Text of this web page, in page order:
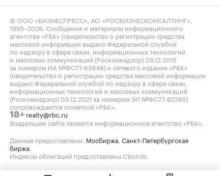
© ООО «БИЗНЕСПРЕСС», АО «РОСБИЗНЕСКОНСАЛТИНГ»,
1995–2026 . Сообщения и материалы информационного
агентства «РБК» (свидетельство о регистрации средства
массовой информации выдано Федеральной службой
по надзору в сфере связи, информационных технологий
и массовых коммуникаций (Роскомнадзор) 09.12.2015
за номером ИА №ФС77-63848) и сетевого издания «РБК»
(свидетельство о регистрации средства массовой информации
выдано Федеральной службой по надзору в сфере связи,
информационных технологий и массовых коммуникаций
(Роскомнадзор) 03.12.2021 за номером ЭЛ №ФС77-82385)
сопровождаются пометкой «РБК».
18+ realty@rbc.ru
Владельцем сайта является информационное агентство «РБК».
Данные предоставлены: Мосбиржа Санкт-Петербургская
биржа
Индексы облигаций предоставлены Cbonds.